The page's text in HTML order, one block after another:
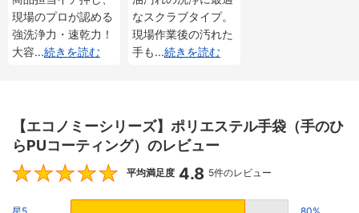
現場のプロが認める
強洗浄力・速乾力！
大容...続きを読む
なスクラブタイプ。
現場作業後の汚れた
手も...続きを読む
【エコノミーシリーズ】ポリエステル手袋（手のひ
らPUコーティング）のレビュー
4.8
平均満足度 4.8 5件のレビュー